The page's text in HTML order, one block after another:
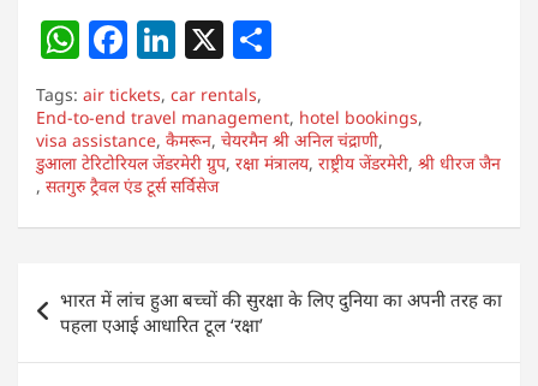
W
h
at
s
A
p
F
a
c
e
b
o
k
Li
n
k
e
dI
n
X
ar
e
Tags: air tickets, car rentals,
End-to-end travel management, hotel bookings,
visa assistance, कैमरून, चेयरमैन श्री अनिल चंद्राणी,
डुआला टेरिटोरियल जेंडरमेरी ग्रुप, रक्षा मंत्रालय, राष्ट्रीय जेंडरमेरी, श्री धीरज जैन
, सतगुरु ट्रैवल एंड टूर्स सर्विसेज
navigation
भारत में लांच हुआ बच्चों की सुरक्षा के लिए दुनिया का अपनी तरह का
पहला एआई आधारित टूल ‘रक्षा’